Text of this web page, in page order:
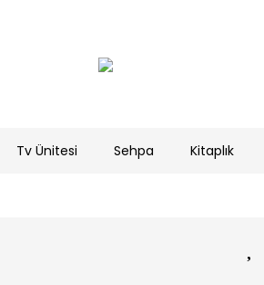
Tv Ünitesi Sehpa Kitaplık